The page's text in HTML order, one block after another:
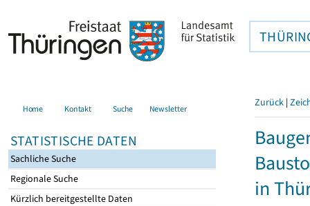
Home Kontakt Suche Newsletter
STATISTISCHE DATEN
Sachliche Suche
Regionale Suche
Kürzlich bereitgestellte Daten
Zurück |
in